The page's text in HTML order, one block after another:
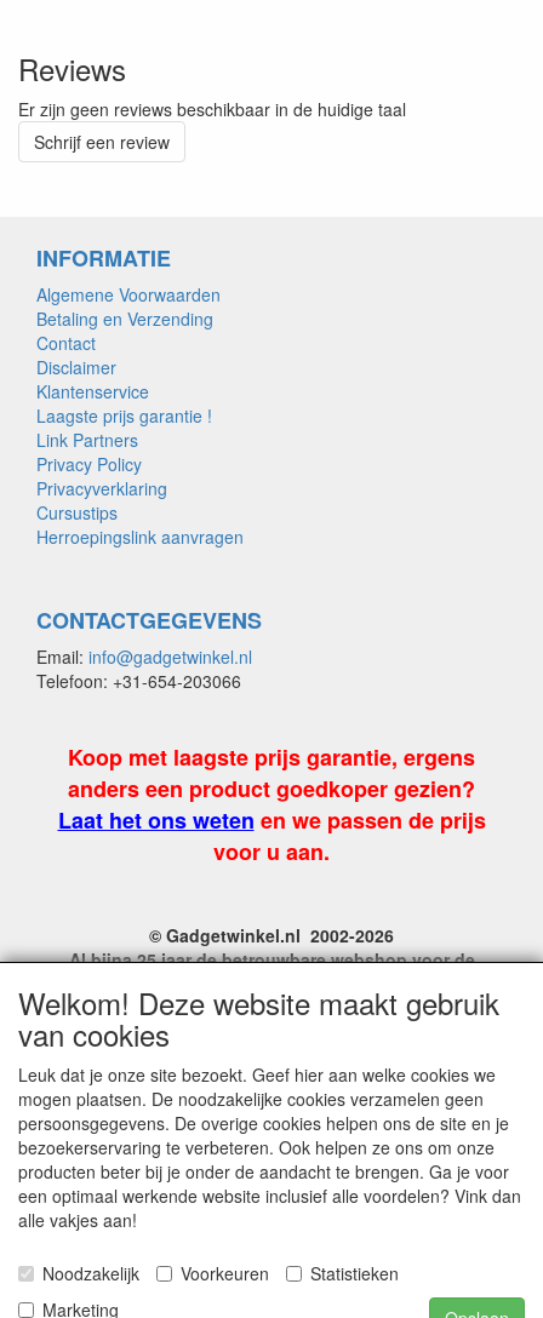
Reviews
Er zijn geen reviews beschikbaar in de huidige taal
Schrijf een review
INFORMATIE
Algemene Voorwaarden
Betaling en Verzending
Contact
Disclaimer
Klantenservice
Laagste prijs garantie !
Link Partners
Privacy Policy
Privacyverklaring
Cursustips
Herroepingslink aanvragen
CONTACTGEGEVENS
Email: info@gadgetwinkel.nl
Telefoon: +31-654-203066
Koop met laagste prijs garantie, ergens
anders een product goedkoper gezien?
Laat het ons weten en we passen de prijs
voor u aan.
© Gadgetwinkel.nl 2002-2026
Al bijna 25 jaar de betrouwbare webshop voor de
Site Name, Ownership and Design Copyright by
another website, or otherwise copied or reproduced without
our explicit written permission.
For more information on this site please contact:
webmaster@gadgetwinkel.nl
KvK No. 14060358
Welkom! Deze website maakt gebruik
van cookies
Leuk dat je onze site bezoekt. Geef hier aan welke cookies we
mogen plaatsen. De noodzakelijke cookies verzamelen geen
persoonsgegevens. De overige cookies helpen ons de site en je
bezoekerservaring te verbeteren. Ook helpen ze ons om onze
producten beter bij je onder de aandacht te brengen. Ga je voor
een optimaal werkende website inclusief alle voordelen? Vink dan
alle vakjes aan!
Noodzakelijk Voorkeuren
Statistieken
Marketing